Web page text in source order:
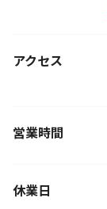
アクセス
営業時間
休業日